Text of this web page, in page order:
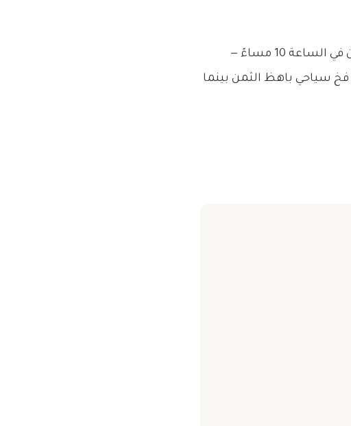
في إيبيزا، مطاعم الغروب الشهيرة تُحجز قبل أشهر. أخيراً تحصل على مكان في الساعة 10 مساءً —
أطفالك يحتاجون للأكل في 6:30. تنتهي في فخ سياحي باهظ الثمن بينما